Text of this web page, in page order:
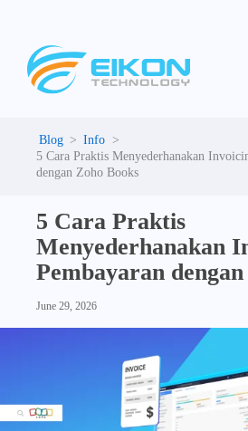
content
Info
5 Cara Praktis Menyederhanakan
dengan Zoho Books
5 Cara Praktis
Menyederhanakan
Pembayaran
June 29, 2026
e
g
i
e
s